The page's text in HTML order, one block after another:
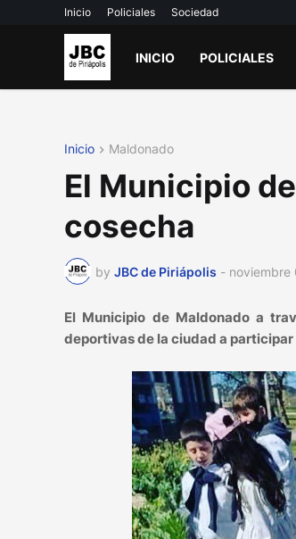
Inicio Policiales Sociedad
INICIO POLICIALES
Inicio Maldonado
El Municipio
cosecha
by JBC de Piriápolis - noviembre
El Municipio de Maldonado a
deportivas de la ciudad a